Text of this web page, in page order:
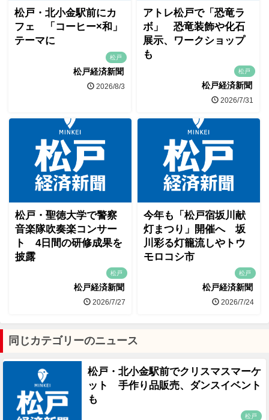
松戸・北小金駅前にカ
フェ 「コーヒー×和」
テーマに
松戸
松戸経済新聞
2026/8/3
アトレ松戸で「恐竜ラ
ボ」 恐竜装飾や化石
展示、ワークショップ
も
松戸
松戸経済新聞
2026/7/31
松戸・聖徳大学で警察
音楽隊吹奏楽コンサー
ト 4日間の研修成果を
披露
松戸
松戸経済新聞
2026/7/27
今年も「松戸宿坂川献
灯まつり」開催へ 坂
川彩る灯籠流しやトウ
モロコシ市
松戸
松戸経済新聞
2026/7/24
同じカテゴリーのニュース
松戸・北小金駅前でクリスマスマーケ
ット 手作り品販売、ダンスイベント
も
松戸